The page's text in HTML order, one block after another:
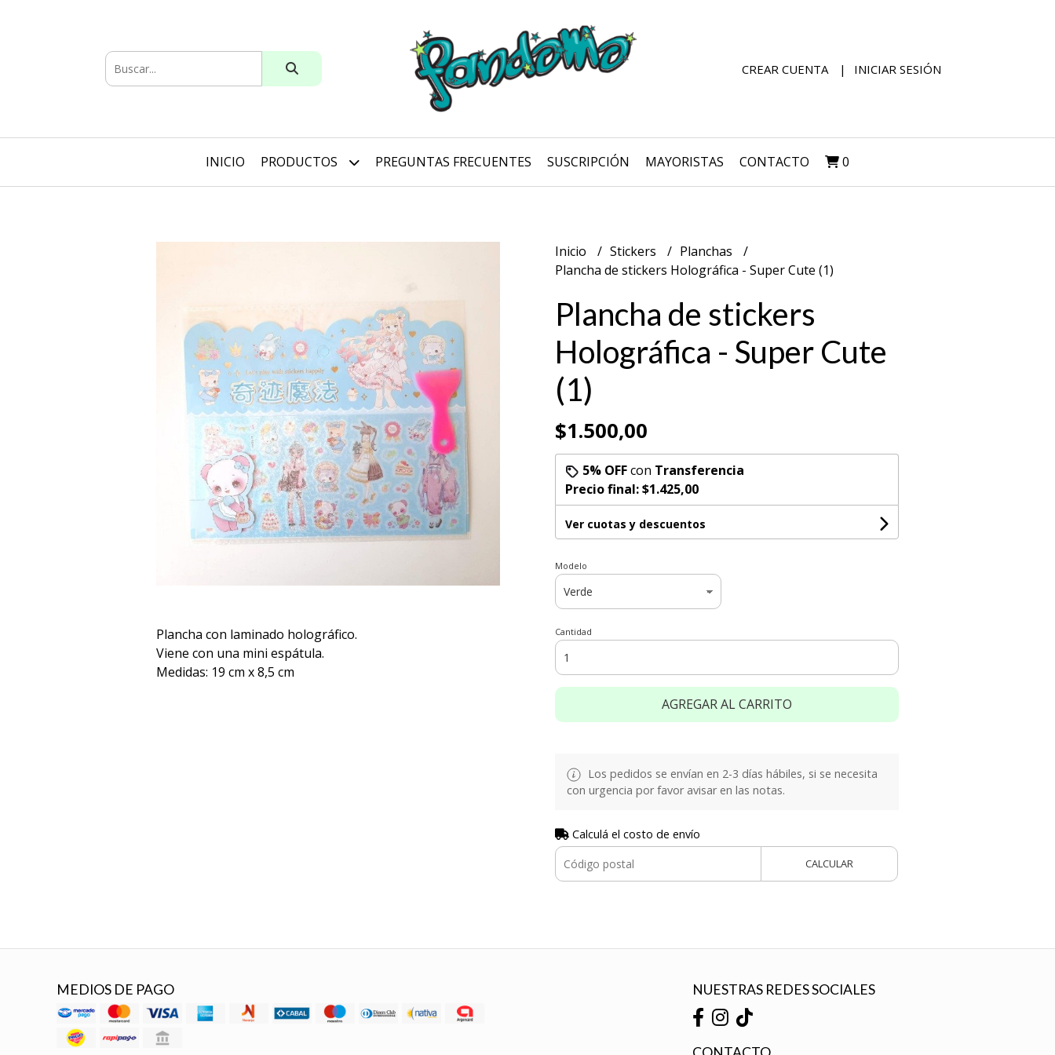
CREAR CUENTA INICIAR SESIÓN
INICIO PRODUCTOS PREGUNTAS FRECUENTES SUSCRIPCIÓN MAYORISTAS CONTACTO 0
Plancha con laminado holográfico.
Viene con una mini espátula.
Medidas: 19 cm x 8,5 cm
Inicio Stickers
Planchas
Plancha de stickers Holográfica - Super Cute (1)
Plancha de stickers
Holográfica - Super Cute
(1)
$1.500,00
5% OFFcon Transferencia
Precio final:$1.425,00
Ver cuotas y descuentos
Modelo
Cantidad
AGREGAR AL CARRITO
Los pedidos se envían en 2-3 días hábiles, si se necesita
con urgencia por favor avisar en las notas.
Calculá el costo de envío
CALCULAR
MEDIOS DE PAGO NUESTRAS REDES SOCIALES